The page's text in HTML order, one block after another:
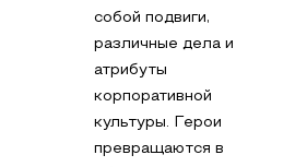
собой подвиги,
различные дела и
атрибуты
корпоративной
культуры. Герои
превращаются в